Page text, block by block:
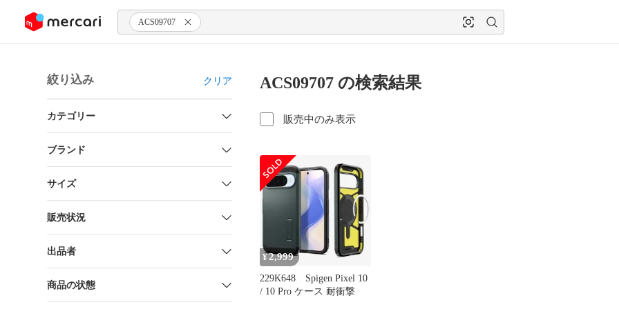
ツにスキップ ACS09707
絞り込み クリア
カテゴリー
ブランド
サイズ
販売状況
出品者
商品の状態
ACS09707 の検索結果
販売中のみ表示
¥2,999
229K648 Spigen Pixel 10
/ 10 Pro ケース 耐衝撃